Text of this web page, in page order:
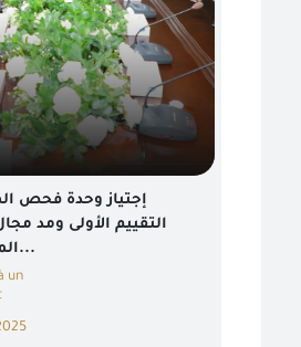
إجتياز وحدة فحص
التقييم الأولى ومد
المجلس الوطن...
un